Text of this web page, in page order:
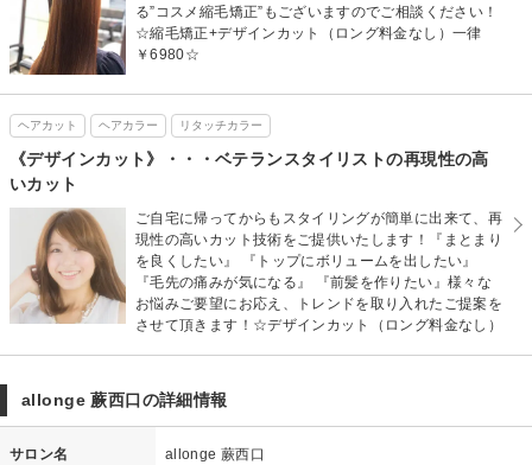
る”コスメ縮毛矯正”もございますのでご相談ください！
☆縮毛矯正+デザインカット（ロング料金なし）一律
￥6980☆
ヘアカット ヘアカラー リタッチカラー
《デザインカット》・・・ベテランスタイリストの再現性の高
いカット
ご自宅に帰ってからもスタイリングが簡単に出来て、再
現性の高いカット技術をご提供いたします！『まとまり
を良くしたい』 『トップにボリュームを出したい』
『毛先の痛みが気になる』 『前髪を作りたい』様々な
お悩みご要望にお応え、トレンドを取り入れたご提案を
させて頂きます！☆デザインカット（ロング料金なし）
allonge 蕨西口の詳細情報
サロン名
allonge 蕨西口